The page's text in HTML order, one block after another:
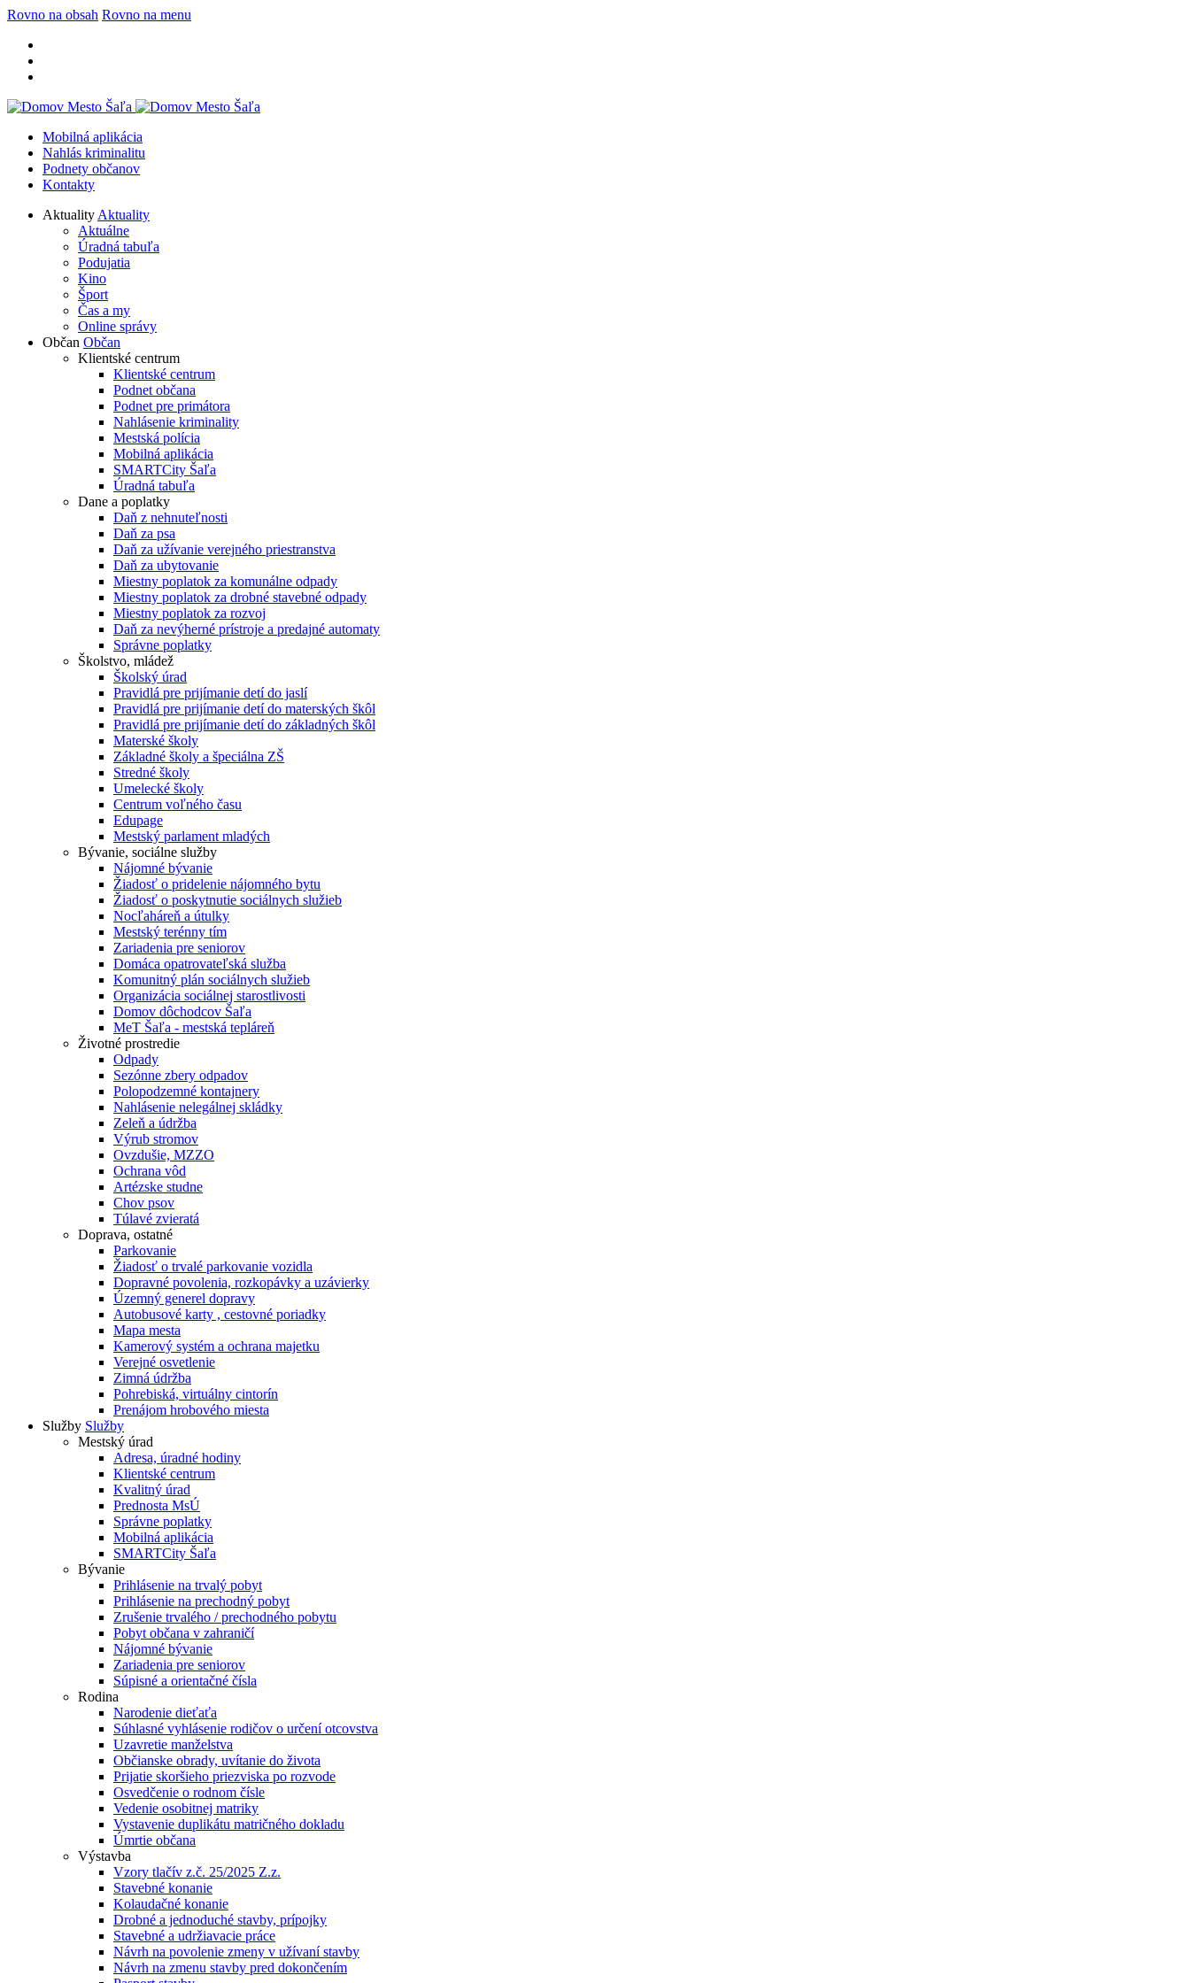
Rovno na obsah Rovno na menu
Mobilná aplikácia
Nahlás kriminalitu
Podnety občanov
Kontakty
Aktuality Aktuality
Aktuálne
Úradná tabuľa
Podujatia
Kino
Šport
Čas a my
Online správy
Občan Občan
Klientské centrum
Klientské centrum
Podnet občana
Podnet pre primátora
Nahlásenie kriminality
Mestská polícia
Mobilná aplikácia
SMARTCity Šaľa
Úradná tabuľa
Dane a poplatky
Daň z nehnuteľnosti
Daň za psa
Daň za užívanie verejného priestranstva
Daň za ubytovanie
Miestny poplatok za komunálne odpady
Miestny poplatok za drobné stavebné odpady
Miestny poplatok za rozvoj
Daň za nevýherné prístroje a predajné automaty
Správne poplatky
Školstvo, mládež
Školský úrad
Pravidlá pre prijímanie detí do jaslí
Pravidlá pre prijímanie detí do materských škôl
Pravidlá pre prijímanie detí do základných škôl
Materské školy
Základné školy a špeciálna ZŠ
Stredné školy
Umelecké školy
Centrum voľného času
Edupage
Mestský parlament mladých
Bývanie, sociálne služby
Nájomné bývanie
Žiadosť o pridelenie nájomného bytu
Žiadosť o poskytnutie sociálnych služieb
Nocľaháreň a útulky
Mestský terénny tím
Zariadenia pre seniorov
Domáca opatrovateľská služba
Komunitný plán sociálnych služieb
Organizácia sociálnej starostlivosti
Domov dôchodcov Šaľa
MeT Šaľa - mestská tepláreň
Životné prostredie
Odpady
Sezónne zbery odpadov
Polopodzemné kontajnery
Nahlásenie nelegálnej skládky
Zeleň a údržba
Výrub stromov
Ovzdušie, MZZO
Ochrana vôd
Artézske studne
Chov psov
Túlavé zvieratá
Doprava, ostatné
Parkovanie
Žiadosť o trvalé parkovanie vozidla
Dopravné povolenia, rozkopávky a uzávierky
Územný generel dopravy
Autobusové karty , cestovné poriadky
Mapa mesta
Kamerový systém a ochrana majetku
Verejné osvetlenie
Zimná údržba
Pohrebiská, virtuálny cintorín
Prenájom hrobového miesta
Služby Služby
Mestský úrad
Adresa, úradné hodiny
Klientské centrum
Kvalitný úrad
Prednosta MsÚ
Správne poplatky
Mobilná aplikácia
SMARTCity Šaľa
Bývanie
Prihlásenie na trvalý pobyt
Prihlásenie na prechodný pobyt
Zrušenie trvalého / prechodného pobytu
Pobyt občana v zahraničí
Nájomné bývanie
Zariadenia pre seniorov
Súpisné a orientačné čísla
Rodina
Narodenie dieťaťa
Súhlasné vyhlásenie rodičov o určení otcovstva
Uzavretie manželstva
Občianske obrady, uvítanie do života
Prijatie skoršieho priezviska po rozvode
Osvedčenie o rodnom čísle
Vedenie osobitnej matriky
Vystavenie duplikátu matričného dokladu
Úmrtie občana
Výstavba
Vzory tlačív z.č. 25/2025 Z.z.
Stavebné konanie
Kolaudačné konanie
Drobné a jednoduché stavby, prípojky
Stavebné a udržiavacie práce
Návrh na povolenie zmeny v užívaní stavby
Návrh na zmenu stavby pred dokončením